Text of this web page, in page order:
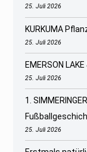
25. Juli 2026
KURKUMA
25. Juli 2026
EMERSON
25. Juli 2026
1.
25. Juli 2026